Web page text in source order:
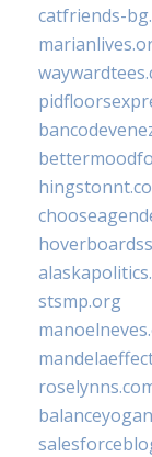
catfriends-
stsmp.org